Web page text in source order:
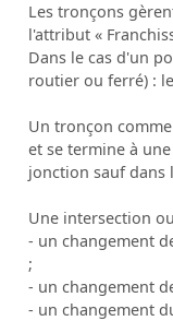
Les tronçons
l'attribut «
Dans le cas d'un
routier ou ferré) :
Un tronçon
et se termine à
jonction sauf dans
Une intersection
- un changement
;
- un changement
- un changement